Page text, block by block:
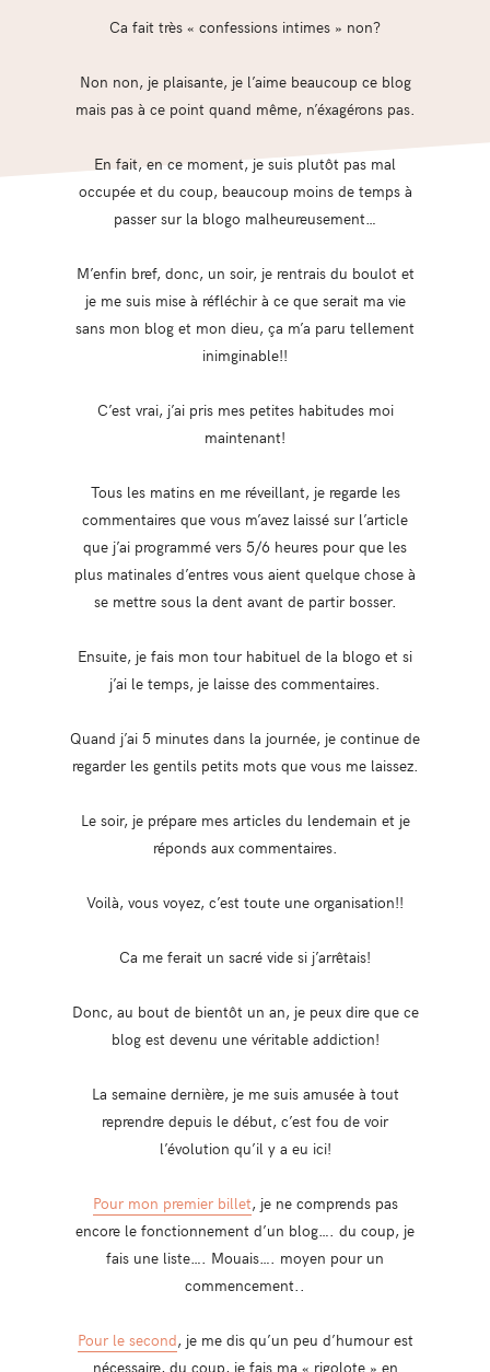
Ca fait très « confessions intimes » non?
Non non, je plaisante, je l’aime beaucoup ce blog
mais pas à ce point quand même, n’éxagérons pas.
En fait, en ce moment, je suis plutôt pas mal
occupée et du coup, beaucoup moins de temps à
passer sur la blogo malheureusement…
M’enfin bref, donc, un soir, je rentrais du boulot et
je me suis mise à réfléchir à ce que serait ma vie
sans mon blog et mon dieu, ça m’a paru tellement
inimginable!!
C’est vrai, j’ai pris mes petites habitudes moi
maintenant!
Tous les matins en me réveillant, je regarde les
commentaires que vous m’avez laissé sur l’article
que j’ai programmé vers 5/6 heures pour que les
plus matinales d’entres vous aient quelque chose à
se mettre sous la dent avant de partir bosser.
Ensuite, je fais mon tour habituel de la blogo et si
j’ai le temps, je laisse des commentaires.
Quand j’ai 5 minutes dans la journée, je continue de
regarder les gentils petits mots que vous me laissez.
Le soir, je prépare mes articles du lendemain et je
réponds aux commentaires.
Voilà, vous voyez, c’est toute une organisation!!
Ca me ferait un sacré vide si j’arrêtais!
Donc, au bout de bientôt un an, je peux dire que ce
blog est devenu une véritable addiction!
La semaine dernière, je me suis amusée à tout
reprendre depuis le début, c’est fou de voir
l’évolution qu’il y a eu ici!
Pour mon premier billet, je ne comprends pas
encore le fonctionnement d’un blog…. du coup, je
fais une liste…. Mouais…. moyen pour un
commencement..
Pour le second, je me dis qu’un peu d’humour est
nécessaire, du coup, je fais ma « rigolote » en